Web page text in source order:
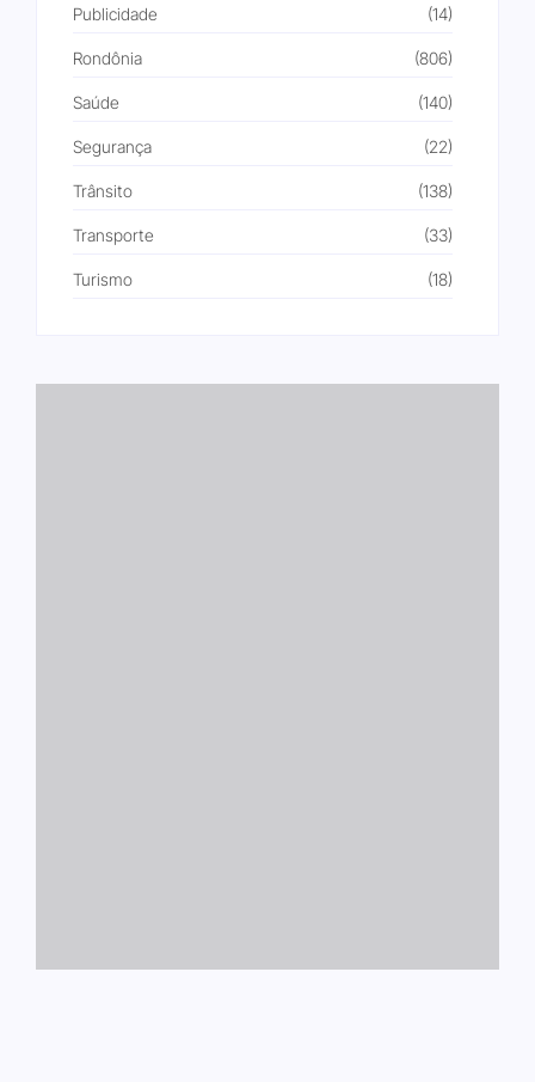
Publicidade (14)
Rondônia (806)
Saúde (140)
Segurança (22)
Trânsito (138)
Transporte (33)
Turismo (18)